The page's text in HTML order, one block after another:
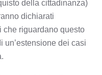
della cittadinanza)
dichiarati
riguardano questo
un’estensione dei casi